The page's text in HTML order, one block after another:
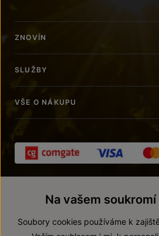
ZNOVÍN
SLUŽBY
VŠE O NÁKUPU
Na vašem
Soubory cookies používáme k